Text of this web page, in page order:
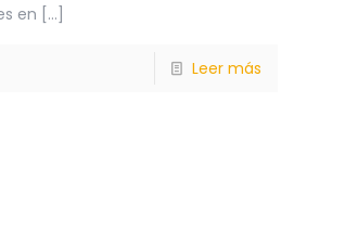
en […]
Leer más